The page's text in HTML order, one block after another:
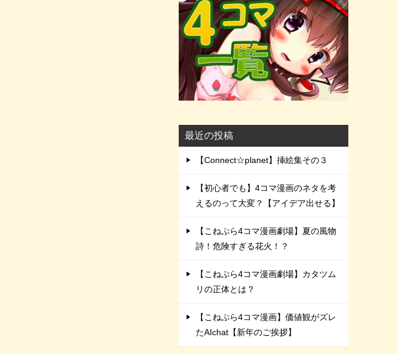
最近の投稿
【Connect☆planet】挿絵集その３
【初心者でも】4コマ漫画のネタを考
えるのって大変？【アイデア出せる】
【こねぷら4コマ漫画劇場】夏の風物
詩！危険すぎる花火！？
【こねぷら4コマ漫画劇場】カタツム
リの正体とは？
【こねぷら4コマ漫画】価値観がズレ
たAIchat【新年のご挨拶】